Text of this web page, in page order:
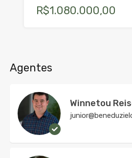
R$1.080.000,00
Agentes
Winnetou